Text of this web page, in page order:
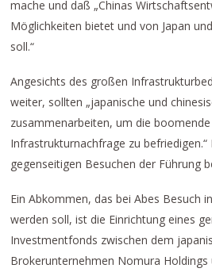
mache und daß „Chinas
Möglichkeiten bietet und von Japan
soll.“
Angesichts des großen
weiter, sollten „japanische und
zusammenarbeiten, um die
Infrastrukturnachfrage zu
gegenseitigen Besuchen der Führung
Ein Abkommen, das bei Abes Besuch
werden soll, ist die Einrichtung eines
Investmentfonds zwischen dem
Brokerunternehmen Nomura